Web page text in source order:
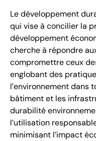
Le développement
qui vise à concilier la
développement
cherche à répondre
compromettre ceux
englobant des
l’environnement dans
bâtiment et les
durabilité
l’utilisation
minimisant l’impact